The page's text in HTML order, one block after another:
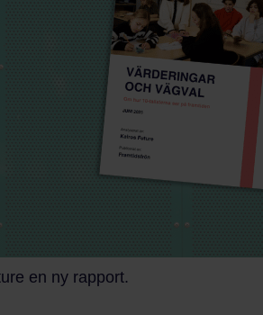
en ny rapport.